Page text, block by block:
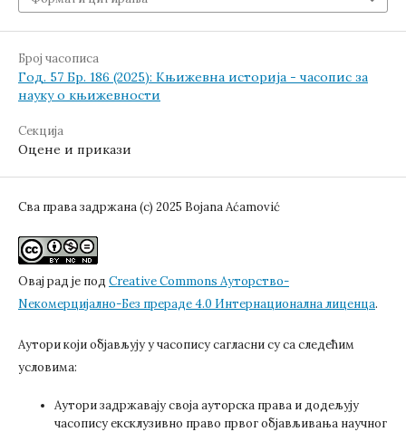
Број часописа
Год. 57 Бр. 186 (2025): Књижевна историја - часопис за
науку о књижевности
Секција
Оцене и прикази
Сва права задржана (c) 2025 Bojana Aćamović
Овај рад је под Creative Commons Aуторство-
Nекомерцијално-Без прераде 4.0 Интернационална лиценца.
Аутори који објављују у часопису сагласни су са следећим
условима:
Аутори задржавају своја ауторска права и додељују
часопису ексклузивно право првог објављивања научног